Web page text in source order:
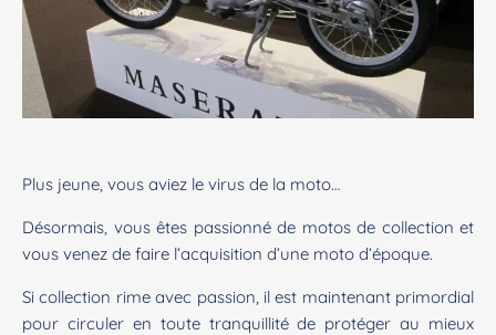
Plus jeune, vous aviez le virus de la moto…
Désormais, vous êtes passionné de motos de collection et
vous venez de faire l’acquisition d’une moto d’époque.
Si collection rime avec passion, il est maintenant primordial
pour circuler en toute tranquillité de protéger au mieux